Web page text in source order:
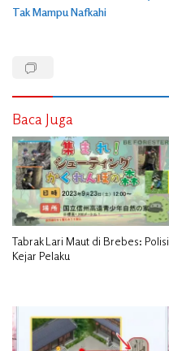
Tak Mampu Nafkahi
Baca Juga
Tabrak Lari Maut di Brebes: Polisi
Kejar Pelaku